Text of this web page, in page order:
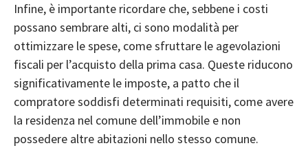
Infine, è importante ricordare che, sebbene i costi
possano sembrare alti, ci sono modalità per
ottimizzare le spese, come sfruttare le agevolazioni
fiscali per l’acquisto della prima casa. Queste riducono
significativamente le imposte, a patto che il
compratore soddisfi determinati requisiti, come avere
la residenza nel comune dell’immobile e non
possedere altre abitazioni nello stesso comune.